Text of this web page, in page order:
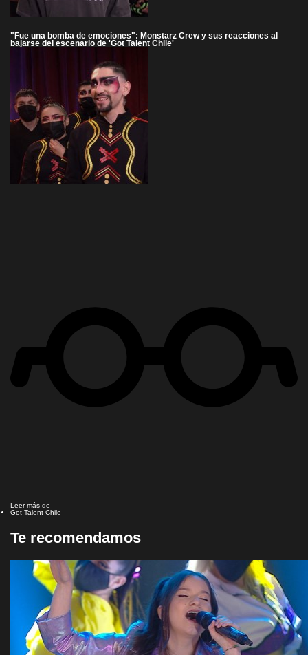
"Fue una bomba de emociones": Monstarz Crew y sus reacciones al
bajarse del escenario de 'Got Talent Chile'
Leer más de
Got Talent Chile
Te recomendamos